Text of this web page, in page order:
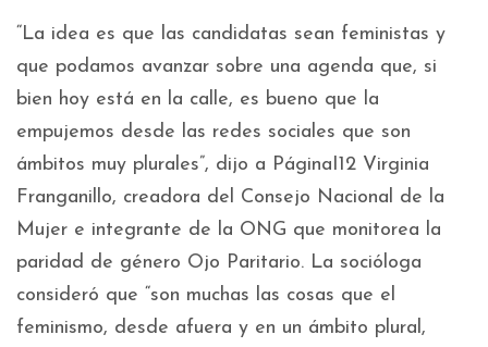
“La idea es que las candidatas sean feministas y
que podamos avanzar sobre una agenda que, si
bien hoy está en la calle, es bueno que la
empujemos desde las redes sociales que son
ámbitos muy plurales”, dijo a PáginaI12 Virginia
Franganillo, creadora del Consejo Nacional de la
Mujer e integrante de la ONG que monitorea la
paridad de género Ojo Paritario. La socióloga
consideró que “son muchas las cosas que el
feminismo, desde afuera y en un ámbito plural,